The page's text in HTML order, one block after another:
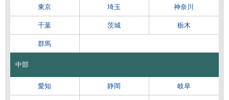
東京 埼玉 神奈川
千葉 茨城 栃木
群馬
中部
愛知 静岡 岐阜